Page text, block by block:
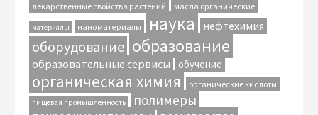
лекарственные свойства растений масла органические
материалы наноматериалы наука нефтехимия
оборудование образование
образовательные сервисы обучение
органическая химия органические кислоты
пищевая промышленность полимеры